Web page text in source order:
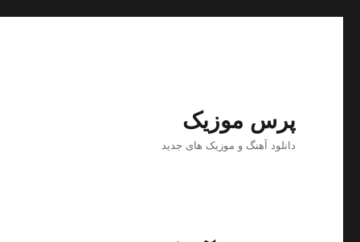
پرس موزیک
دانلود آهنگ و موزیک های جدید